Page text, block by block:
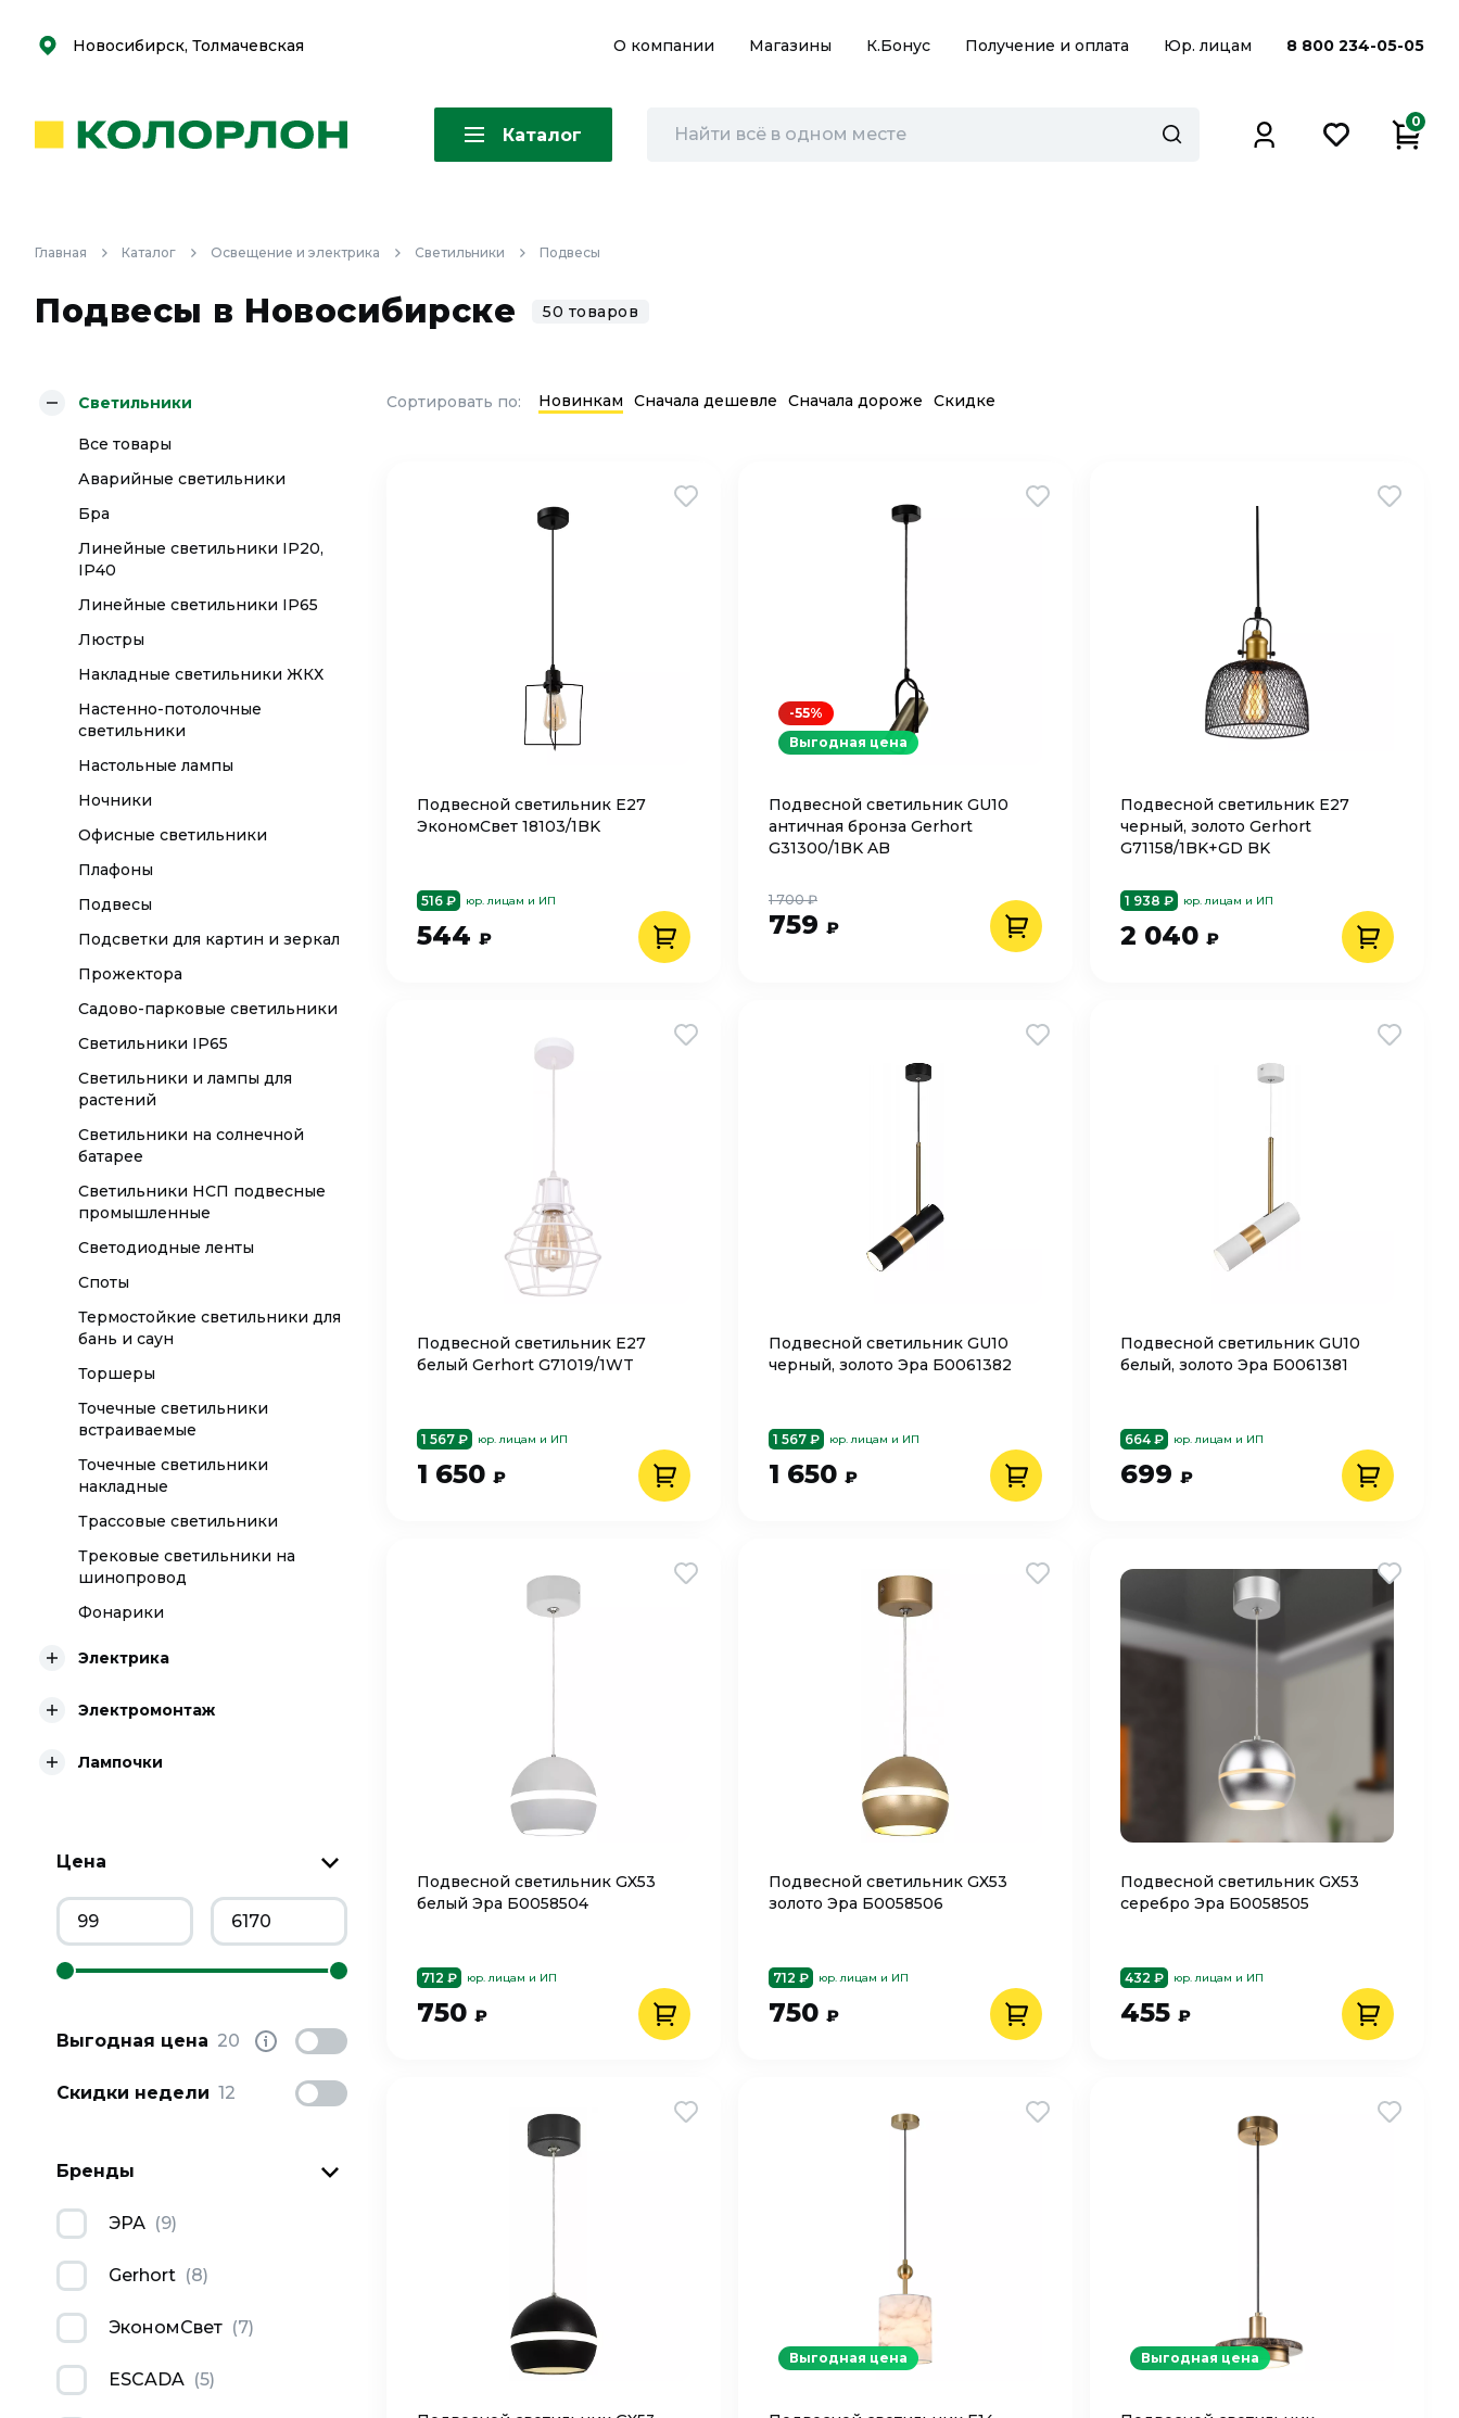
Скоро
Скоро
Новосибирск, Толмачевская О компании Магазины К.Бонус Получение и оплата Юр. лицам 8 800 234-05-05
Каталог
0
Главная Каталог Освещение и электрика Светильники Подвесы
Подвесы в Новосибирске 50 товаров
Светильники
Все товары
Аварийные светильники
Бра
Линейные светильники IP20,
IP40
Линейные светильники IP65
Люстры
Накладные светильники ЖКХ
Настенно-потолочные
светильники
Настольные лампы
Ночники
Офисные светильники
Плафоны
Подвесы
Подсветки для картин и зеркал
Прожектора
Садово-парковые светильники
Светильники IP65
Светильники и лампы для
растений
Светильники на солнечной
батарее
Светильники НСП подвесные
промышленные
Светодиодные ленты
Споты
Термостойкие светильники для
бань и саун
Торшеры
Точечные светильники
встраиваемые
Точечные светильники
накладные
Трассовые светильники
Трековые светильники на
шинопровод
Фонарики
Электрика
Электромонтаж
Лампочки
Цена
Выгодная цена 20
Скидки недели 12
Бренды
ЭРА (9)
Gerhort (8)
ЭкономСвет (7)
ESCADA (5)
Сортировать по: Новинкам Сначала дешевле Сначала дороже Скидке
Подвесной светильник Е27
ЭкономСвет 18103/1BK
516 ₽ юр. лицам и ИП
544 ₽
Подвесной светильник GU10
античная бронза Gerhort
G31300/1BK AB
759 ₽
1 700 ₽
-55%
Выгодная цена
Подвесной светильник Е27
черный, золото Gerhort
G71158/1BK+GD BK
1 938 ₽ юр. лицам и ИП
2 040 ₽
Подвесной светильник Е27
белый Gerhort G71019/1WT
1 567 ₽ юр. лицам и ИП
1 650 ₽
Подвесной светильник GU10
черный, золото Эра Б0061382
1 567 ₽ юр. лицам и ИП
1 650 ₽
Подвесной светильник GU10
белый, золото Эра Б0061381
664 ₽ юр. лицам и ИП
699 ₽
Подвесной светильник GX53
белый Эра Б0058504
712 ₽ юр. лицам и ИП
750 ₽
Подвесной светильник GX53
золото Эра Б0058506
712 ₽ юр. лицам и ИП
750 ₽
Подвесной светильник GX53
серебро Эра Б0058505
432 ₽ юр. лицам и ИП
455 ₽
Выгодная цена Выгодная цена